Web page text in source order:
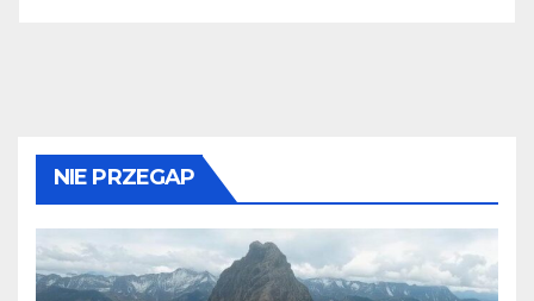
NIE PRZEGAP